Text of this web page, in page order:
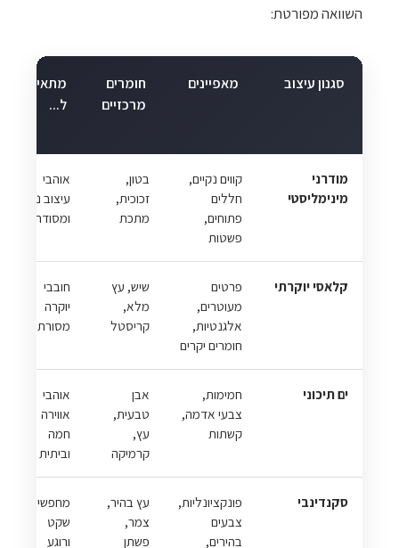
השוואה מפורטת:
סגנון עיצוב מאפיינים
חומרים
מרכזיים
מתאים
ל...
מודרני
מינימליסטי
קווים נקיים,
חללים
פתוחים,
פשטות
בטון,
זכוכית,
מתכת
אוהבי
עיצוב נקי
ומסודר
קלאסי יוקרתי
פרטים
מעוטרים,
אלגנטיות,
חומרים יקרים
שיש, עץ
מלא,
קריסטל
חובבי
יוקרה
מסורתית
ים תיכוני
חמימות,
צבעי אדמה,
קשתות
אבן
טבעית,
עץ,
קרמיקה
אוהבי
אווירה
חמה
וביתית
סקנדינבי
פונקציונליות,
צבעים
בהירים,
עץ בהיר,
צמר,
פשתן
מחפשי
שקט
ורוגע